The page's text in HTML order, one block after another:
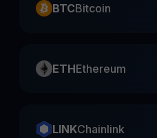
BTCBitcoin
ETHEthereum
LINKChainlink